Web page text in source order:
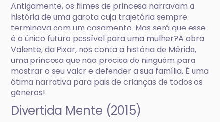
Antigamente, os filmes de princesa narravam a
história de uma garota cuja trajetória sempre
terminava com um casamento. Mas será que esse
é o único futuro possível para uma mulher?A obra
Valente, da Pixar, nos conta a história de Mérida,
uma princesa que não precisa de ninguém para
mostrar o seu valor e defender a sua família. É uma
ótima narrativa para pais de crianças de todos os
gêneros!
Divertida Mente (2015)